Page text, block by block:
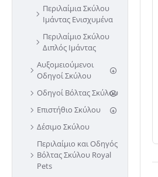
Περιλαίμια Σκύλου
Ιμάντας Ενισχυμένα
Περιλαίμιο Σκύλου
Διπλός Ιμάντας
Αυξομειούμενοι
Οδηγοί Σκύλου
Οδηγοί Βόλτας Σκύλου
Επιστήθιο Σκύλου
Δέσιμο Σκύλου
Περιλαίμιο και Οδηγός
Βόλτας Σκύλου Royal
Pets